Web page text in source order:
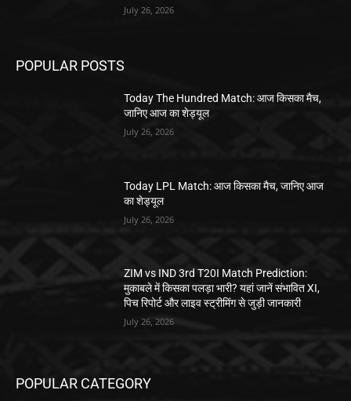
July 26, 2026
POPULAR POSTS
Today The Hundred Match: आज किसका मैच,
जानिए आज का शेड्यूल
July 26, 2026
Today LPL Match: आज किसका मैच, जानिए आज
का शेड्यूल
July 26, 2026
ZIM vs IND 3rd T20I Match Prediction:
मुकाबले में किसका पलड़ा भारी? यहां जानें संभावित XI,
पिच रिपोर्ट और लाइव स्ट्रीमिंग से जुड़ी जानकारी
July 26, 2026
POPULAR CATEGORY